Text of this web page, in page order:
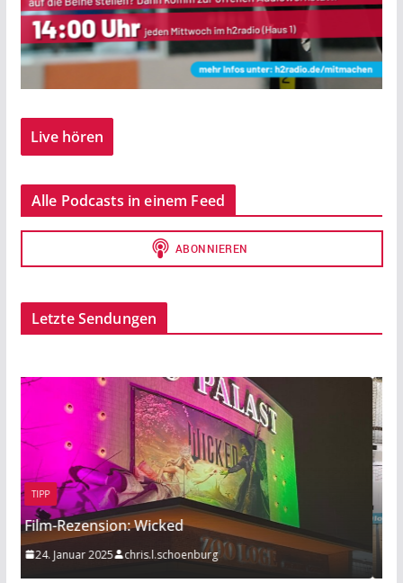
Live hören
Alle Podcasts in einem Feed
Letzte Sendungen
BEITRAG TIPP
Sport am Rande: Radball
20. November 2019 Mathies Koelzer